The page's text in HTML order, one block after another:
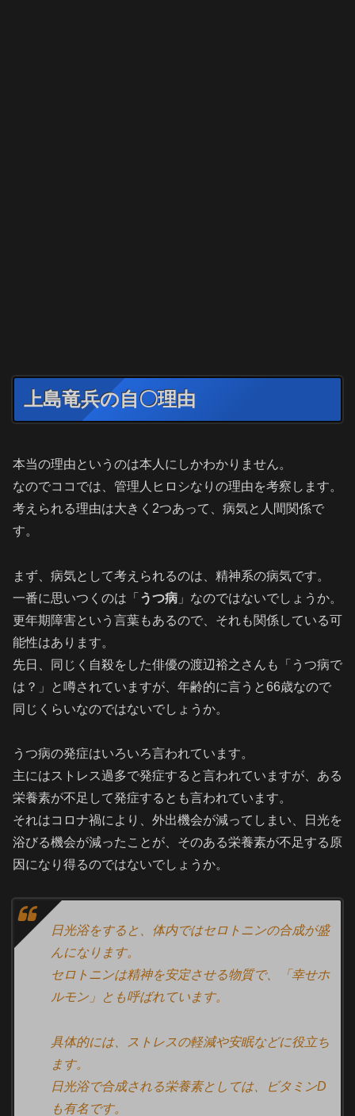
上島竜兵の自〇理由
本当の理由というのは本人にしかわかりません。
なのでココでは、管理人ヒロシなりの理由を考察します。
考えられる理由は大きく2つあって、病気と人間関係で
す。
まず、病気として考えられるのは、精神系の病気です。
一番に思いつくのは「 うつ病 」なのではないでしょうか。
更年期障害という言葉もあるので、それも関係している可
能性はあります。
先日、同じく自殺をした俳優の渡辺裕之さんも「うつ病で
は？」と噂されていますが、年齢的に言うと66歳なので
同じくらいなのではないでしょうか。
うつ病の発症はいろいろ言われています。
主にはストレス過多で発症すると言われていますが、ある
栄養素が不足して発症するとも言われています。
それはコロナ禍により、外出機会が減ってしまい、日光を
浴びる機会が減ったことが、そのある栄養素が不足する原
因になり得るのではないでしょうか。
日光浴をすると、体内ではセロトニンの合成が盛
んになります。
セロトニンは精神を安定させる物質で、「幸せホ
ルモン」とも呼ばれています。
具体的には、ストレスの軽減や安眠などに役立ち
ます。
日光浴で合成される栄養素としては、ビタミンD
も有名です。